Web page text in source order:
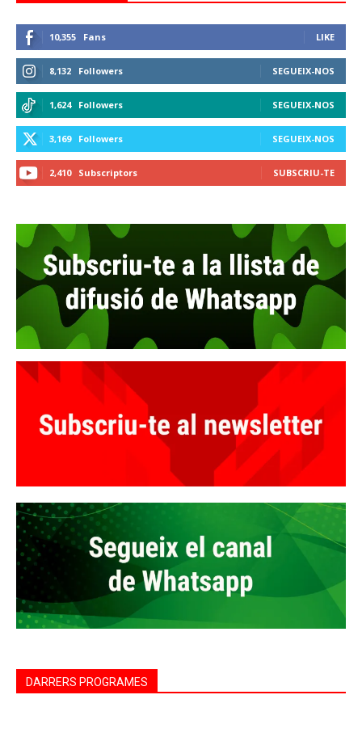
10,355 Fans LIKE
8,132 Followers SEGUEIX-NOS
1,624 Followers SEGUEIX-NOS
3,169 Followers SEGUEIX-NOS
2,410 Subscriptors SUBSCRIU-TE
DARRERS PROGRAMES